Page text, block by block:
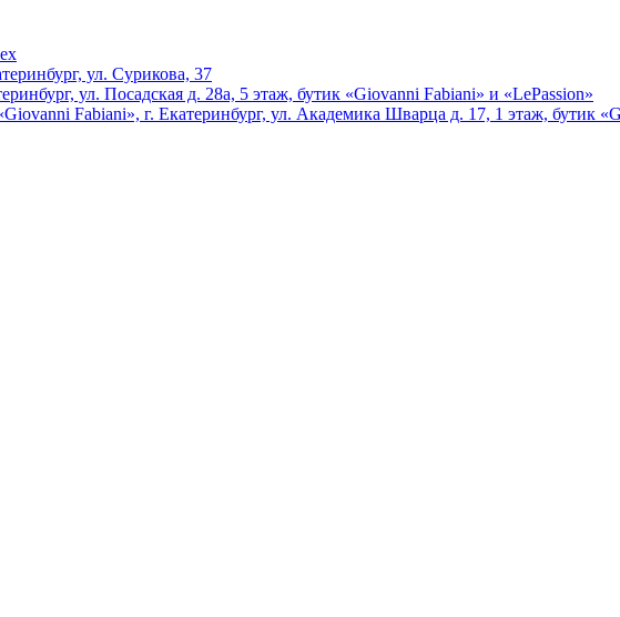
ул. Сурикова, 37
ул. Посадская д. 28а, 5 этаж, бутик «Giovanni Fabiani» и «LePassion»
Fabiani», г. Екатеринбург, ул. Академика Шварца д. 17, 1 этаж, бутик